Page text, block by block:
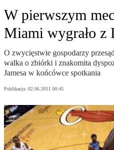
W pierwszym
Miami wygrało z
O zwycięstwie gospodarzy
walka o zbiórki i znakomita
Jamesa w końcówce spotkania
Publikacja: 02.06.2011 00:45